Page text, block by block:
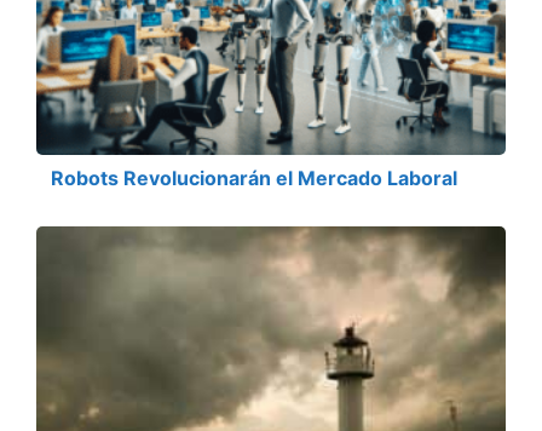
Robots Revolucionarán el Mercado Laboral